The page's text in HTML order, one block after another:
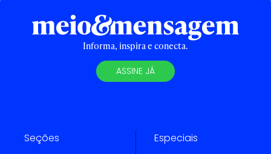
Informa, inspira e conecta.
ASSINE JÁ
Seções Especiais